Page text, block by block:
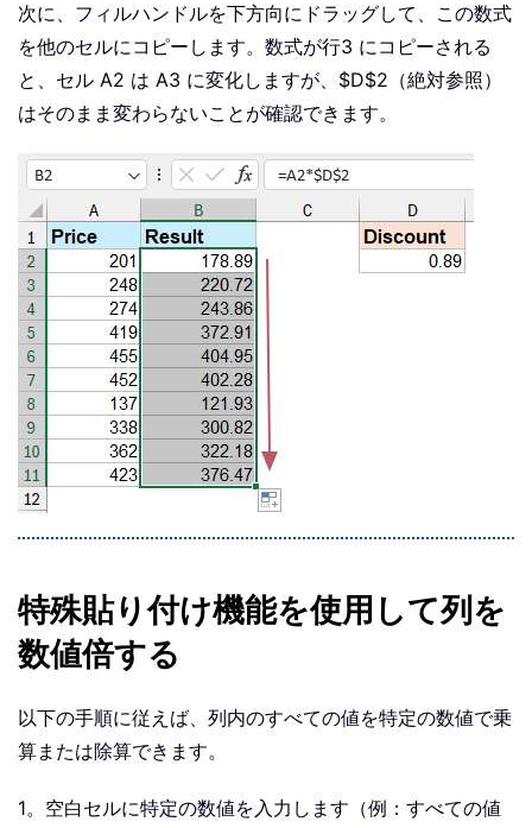
次に、フィルハンドルを下方向にドラッグして、この数式
を他のセルにコピーします。数式が行3 にコピーされる
と、セル A2 は A3 に変化しますが、$D$2（絶対参照）
はそのまま変わらないことが確認できます。
特殊貼り付け機能を使用して列を
数値倍する
以下の手順に従えば、列内のすべての値を特定の数値で乗
算または除算できます。
1。空白セルに特定の数値を入力します（例：すべての値